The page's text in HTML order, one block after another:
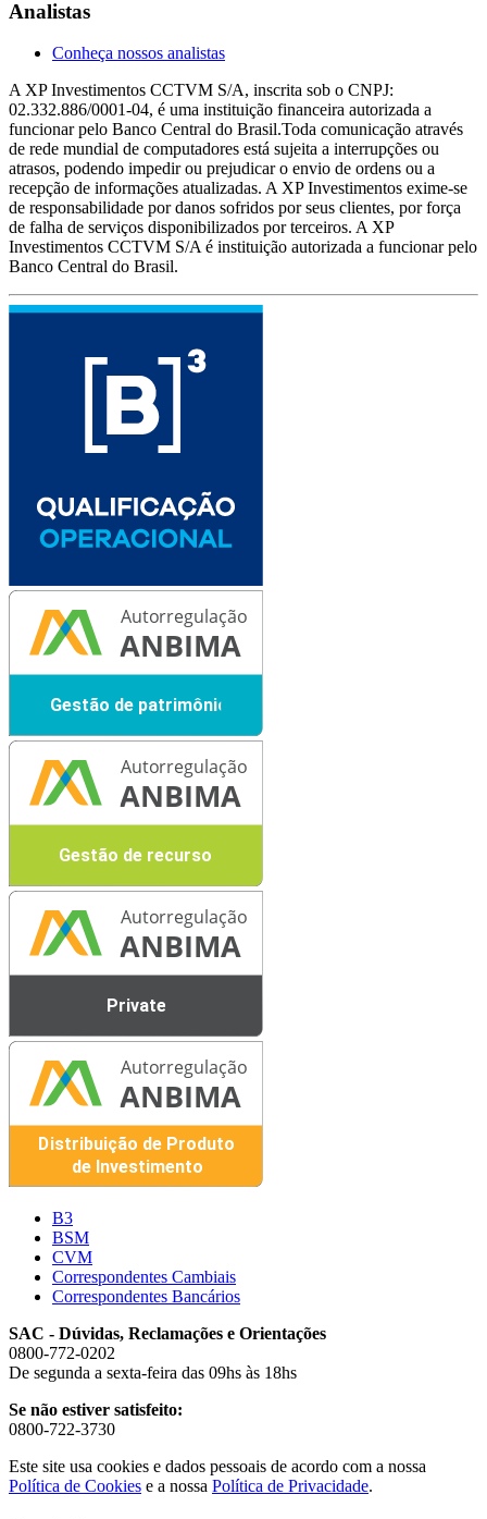
Analistas
Conheça nossos analistas
A XP Investimentos CCTVM S/A, inscrita sob o CNPJ:
02.332.886/0001-04, é uma instituição financeira autorizada a
funcionar pelo Banco Central do Brasil.Toda comunicação através
de rede mundial de computadores está sujeita a interrupções ou
atrasos, podendo impedir ou prejudicar o envio de ordens ou a
recepção de informações atualizadas. A XP Investimentos exime-se
de responsabilidade por danos sofridos por seus clientes, por força
de falha de serviços disponibilizados por terceiros. A XP
Investimentos CCTVM S/A é instituição autorizada a funcionar pelo
Banco Central do Brasil.
B3
BSM
CVM
Correspondentes Cambiais
Correspondentes Bancários
SAC - Dúvidas, Reclamações e Orientações
0800-772-0202
De segunda a sexta-feira das 09hs às 18hs
Se não estiver satisfeito:
0800-722-3730
Este site usa cookies e dados pessoais de acordo com a nossa
Política de Cookies e a nossa Política de Privacidade.